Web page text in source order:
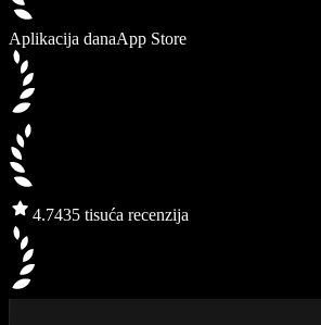
Aplikacija danaApp Store
4.7435 tisuća recenzija